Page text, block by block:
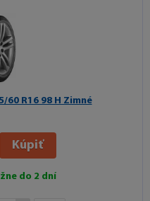
60 R16 98 H Zimné
Kúpiť
do 2 dní